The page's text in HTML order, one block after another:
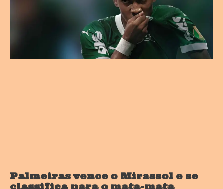
Palmeiras vence o Mirassol e se
classifica para o mata-mata